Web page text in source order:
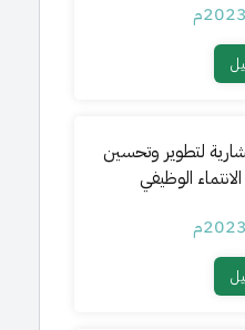
لتطوير وتحسين
الوظيفي